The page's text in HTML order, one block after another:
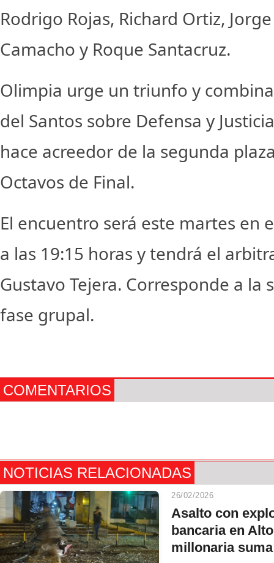
Rodrigo Rojas, Richard Ortiz,
Camacho y Roque Santacruz.
Olimpia urge un triunfo y
del Santos sobre Defensa y
hace acreedor de la segunda
Octavos de Final.
El encuentro será este martes en
a las 19:15 horas y tendrá el
Gustavo Tejera. Corresponde a la
fase grupal.
COMENTARIOS
NOTICIAS RELACIONADAS
26/02/2026
Asalto con
bancaria en
millonaria suma